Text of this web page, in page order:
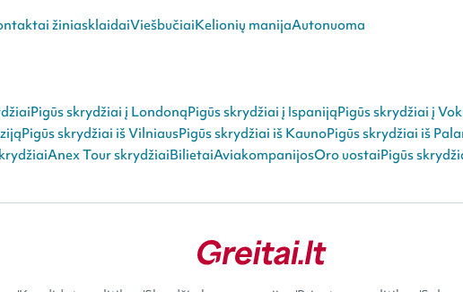
žiniasklaidaiViešbučiaiKelionių manijaAutonuoma
Pigūs skrydžiai į LondonąPigūs skrydžiai į IspanijąPigūs skrydžiai į
Pigūs skrydžiai iš VilniausPigūs skrydžiai iš KaunoPigūs skrydžiai iš
Anex Tour skrydžiaiBilietaiAviakompanijosOro uostaiPigūs